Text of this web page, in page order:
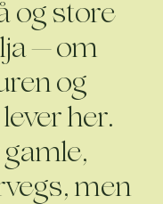
og store
— om
og
her.
men